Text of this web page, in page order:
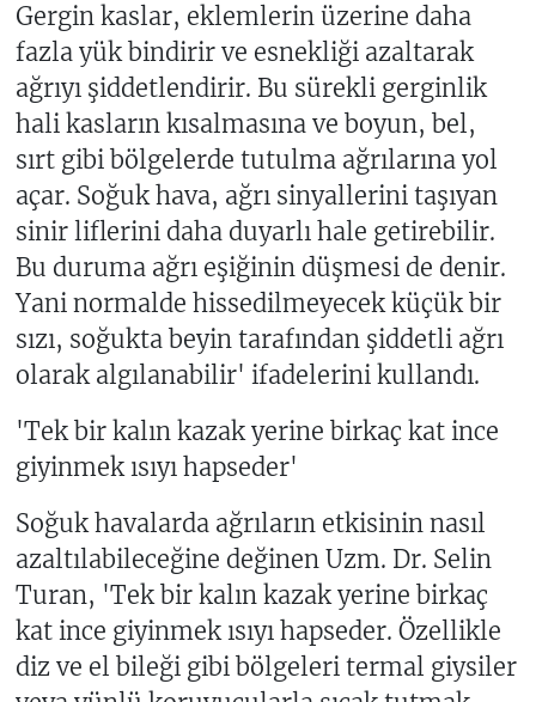
Gergin kaslar, eklemlerin üzerine daha
fazla yük bindirir ve esnekliği azaltarak
ağrıyı şiddetlendirir. Bu sürekli gerginlik
hali kasların kısalmasına ve boyun, bel,
sırt gibi bölgelerde tutulma ağrılarına yol
açar. Soğuk hava, ağrı sinyallerini taşıyan
sinir liflerini daha duyarlı hale getirebilir.
Bu duruma ağrı eşiğinin düşmesi de denir.
Yani normalde hissedilmeyecek küçük bir
sızı, soğukta beyin tarafından şiddetli ağrı
olarak algılanabilir' ifadelerini kullandı.
'Tek bir kalın kazak yerine birkaç kat ince
giyinmek ısıyı hapseder'
Soğuk havalarda ağrıların etkisinin nasıl
azaltılabileceğine değinen Uzm. Dr. Selin
Turan, 'Tek bir kalın kazak yerine birkaç
kat ince giyinmek ısıyı hapseder. Özellikle
diz ve el bileği gibi bölgeleri termal giysiler